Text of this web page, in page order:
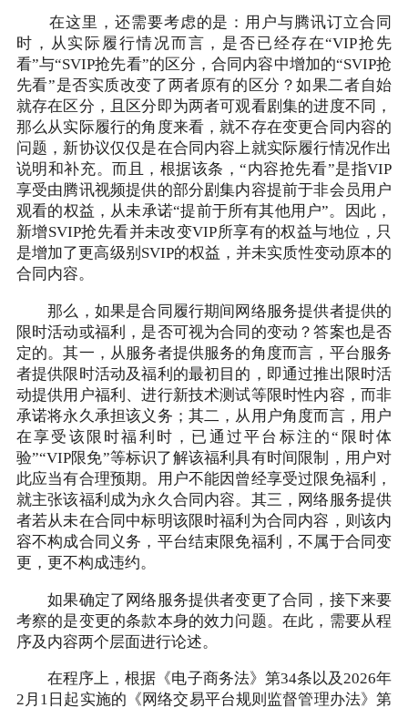
在这里，还需要考虑的是：用户与腾讯订立合同
时，从实际履行情况而言，是否已经存在“VIP抢先
看”与“SVIP抢先看”的区分，合同内容中增加的“SVIP抢
先看”是否实质改变了两者原有的区分？如果二者自始
就存在区分，且区分即为两者可观看剧集的进度不同，
那么从实际履行的角度来看，就不存在变更合同内容的
问题，新协议仅仅是在合同内容上就实际履行情况作出
说明和补充。而且，根据该条，“内容抢先看”是指VIP
享受由腾讯视频提供的部分剧集内容提前于非会员用户
观看的权益，从未承诺“提前于所有其他用户”。因此，
新增SVIP抢先看并未改变VIP所享有的权益与地位，只
是增加了更高级别SVIP的权益，并未实质性变动原本的
合同内容。
那么，如果是合同履行期间网络服务提供者提供的
限时活动或福利，是否可视为合同的变动？答案也是否
定的。其一，从服务者提供服务的角度而言，平台服务
者提供限时活动及福利的最初目的，即通过推出限时活
动提供用户福利、进行新技术测试等限时性内容，而非
承诺将永久承担该义务；其二，从用户角度而言，用户
在享受该限时福利时，已通过平台标注的“限时体
验”“VIP限免”等标识了解该福利具有时间限制，用户对
此应当有合理预期。用户不能因曾经享受过限免福利，
就主张该福利成为永久合同内容。其三，网络服务提供
者若从未在合同中标明该限时福利为合同内容，则该内
容不构成合同义务，平台结束限免福利，不属于合同变
更，更不构成违约。
如果确定了网络服务提供者变更了合同，接下来要
考察的是变更的条款本身的效力问题。在此，需要从程
序及内容两个层面进行论述。
在程序上，根据《电子商务法》第34条以及2026年
2月1日起实施的《网络交易平台规则监督管理办法》第